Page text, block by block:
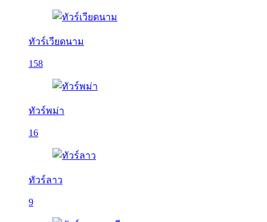
ทัวร์เวียดนาม
158
ทัวร์พม่า
16
ทัวร์ลาว
9